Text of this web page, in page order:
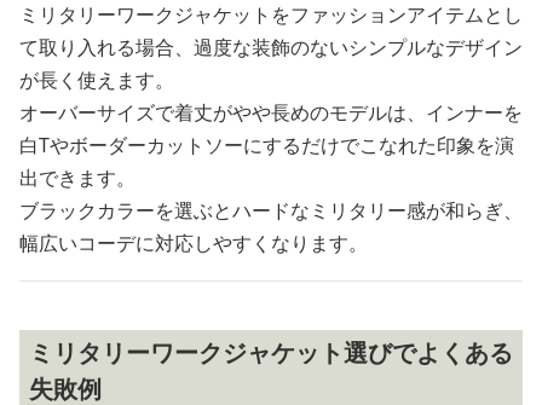
ミリタリーワークジャケットをファッションアイテムとし
て取り入れる場合、過度な装飾のないシンプルなデザイン
が長く使えます。
オーバーサイズで着丈がやや長めのモデルは、インナーを
白Tやボーダーカットソーにするだけでこなれた印象を演
出できます。
ブラックカラーを選ぶとハードなミリタリー感が和らぎ、
幅広いコーデに対応しやすくなります。
ミリタリーワークジャケット選びでよくある
失敗例